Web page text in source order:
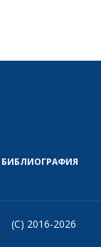
БИБЛИОГРАФИЯ
(C) 2016-2026